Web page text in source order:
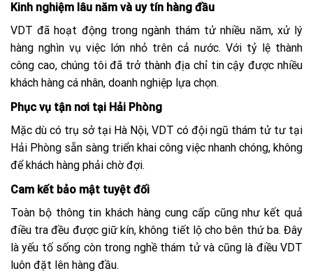
Kinh nghiệm lâu năm và uy tín hàng đầu
VDT đã hoạt động trong ngành thám tử nhiều năm, xử lý
hàng nghìn vụ việc lớn nhỏ trên cả nước. Với tỷ lệ thành
công cao, chúng tôi đã trở thành địa chỉ tin cậy được nhiều
khách hàng cá nhân, doanh nghiệp lựa chọn.
Phục vụ tận nơi tại Hải Phòng
Mặc dù có trụ sở tại Hà Nội, VDT có đội ngũ thám tử tư tại
Hải Phòng sẵn sàng triển khai công việc nhanh chóng, không
để khách hàng phải chờ đợi.
Cam kết bảo mật tuyệt đối
Toàn bộ thông tin khách hàng cung cấp cũng như kết quả
điều tra đều được giữ kín, không tiết lộ cho bên thứ ba. Đây
là yếu tố sống còn trong nghề thám tử và cũng là điều VDT
luôn đặt lên hàng đầu.